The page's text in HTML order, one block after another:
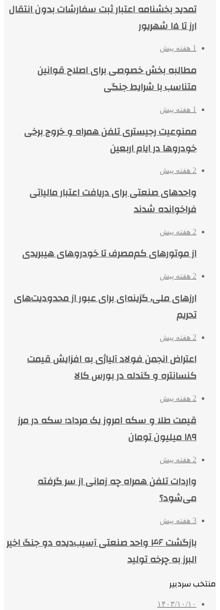
تمدید بخشنامه اعتبار ثبت سفارشات بدون انتقال
ارز تا ۱۵ شهریور
1 هفته پیش
مطالبه بخش خصوصی برای اصلاح قوانین
متناسب با شرایط جنگی
1 هفته پیش
ممنوعیت رجیستری تلفن همراه و خروج برخی
خودروها در ایام اربعین
2 هفته پیش
واحدهای صنعتی برای دریافت اعتبار مالیاتی
فراخوانده شدند
2 هفته پیش
از موتورهای کم‌مصرف تا خودروهای هیبریدی
2 هفته پیش
ارزهای ملی، گزینه‌ای برای عبور از محدودیت‌های
تحریم
2 هفته پیش
اعتراض انجمن فولاد آلیاژی به افزایش قیمت
کنسانتره و گندله در بورس کالا
2 هفته پیش
قیمت طلا و سکه امروز یک مرداد؛ سکه در مرز
۱۸۹ میلیون تومان
2 هفته پیش
واردات تلفن همراه چه زمانی از سر گرفته
می‌شود؟
3 هفته پیش
بازگشت ۴۶ واحد صنعتی آسیب‌دیده دو جنگ اخیر
البرز به چرخه تولید
منتخب سردبیر
۱۴۰۳/۱۰/۱۰